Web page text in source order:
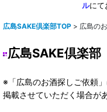
ルにて
広島SAKE倶楽部TOP > 広島の
広島SAKE倶楽
※「広島のお酒探しご依頼
掲載させていただく場合が